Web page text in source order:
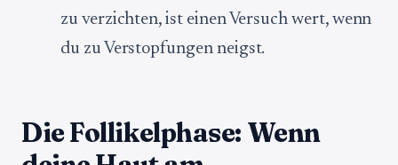
zu verzichten, ist einen Versuch wert, wenn
du zu Verstopfungen neigst.
Die Follikelphase: Wenn